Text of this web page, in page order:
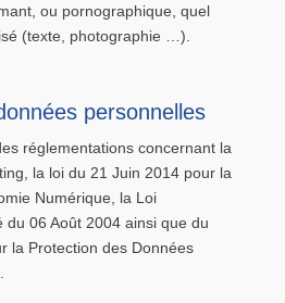
ou pornographique, quel
(texte, photographie …).
personnelles
réglementations concernant la
la loi du 21 Juin 2014 pour la
Numérique, la Loi
du 06 Août 2004 ainsi que du
la Protection des Données